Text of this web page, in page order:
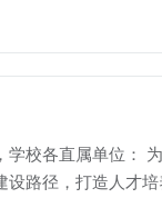
校各直属单位：
路径，打造人才